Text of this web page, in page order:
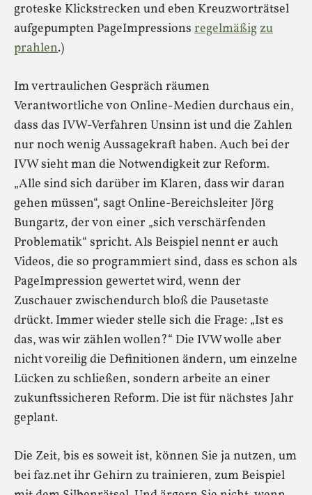
groteske Klickstrecken und eben Kreuzworträtsel
aufgepumpten PageImpressions regelmäßigzu
prahlen.)
Im vertraulichen Gespräch räumen
Verantwortliche von Online-Medien durchaus ein,
dass das IVW-Verfahren Unsinn ist und die Zahlen
nur noch wenig Aussagekraft haben. Auch bei der
IVW sieht man die Notwendigkeit zur Reform.
„Alle sind sich darüber im Klaren, dass wir daran
gehen müssen“, sagt Online-Bereichsleiter Jörg
Bungartz, der von einer „sich verschärfenden
Problematik“ spricht. Als Beispiel nennt er auch
Videos, die so programmiert sind, dass es schon als
PageImpression gewertet wird, wenn der
Zuschauer zwischendurch bloß die Pausetaste
drückt. Immer wieder stelle sich die Frage: „Ist es
das, was wir zählen wollen?“ Die IVW wolle aber
nicht voreilig die Definitionen ändern, um einzelne
Lücken zu schließen, sondern arbeite an einer
zukunftssicheren Reform. Die ist für nächstes Jahr
geplant.
Die Zeit, bis es soweit ist, können Sie ja nutzen, um
bei faz.net ihr Gehirn zu trainieren, zum Beispiel